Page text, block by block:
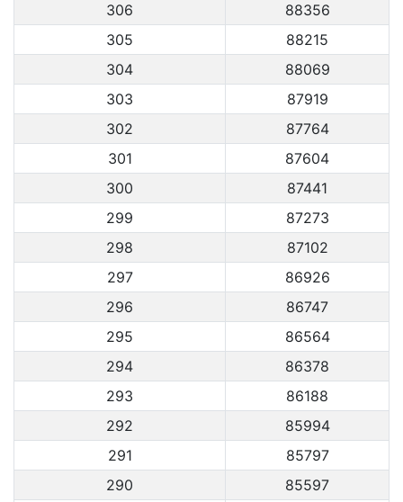
306
88356
305
88215
304
88069
303
87919
302
87764
301
87604
300
87441
299
87273
298
87102
297
86926
296
86747
295
86564
294
86378
293
86188
292
85994
291
85797
290
85597